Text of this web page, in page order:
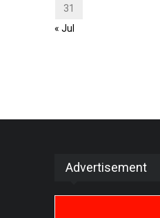
31
« Jul
Advertisement